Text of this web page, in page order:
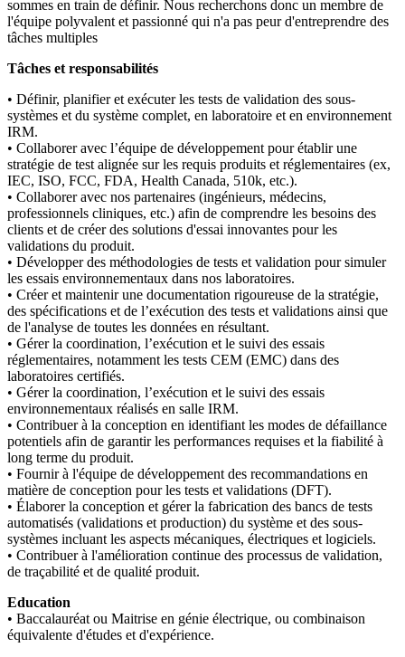
sommes en train de définir. Nous recherchons donc un membre de
l'équipe polyvalent et passionné qui n'a pas peur d'entreprendre des
tâches multiples
Tâches et responsabilités
• Définir, planifier et exécuter les tests de validation des sous-
systèmes et du système complet, en laboratoire et en environnement
IRM.
• Collaborer avec l’équipe de développement pour établir une
stratégie de test alignée sur les requis produits et réglementaires (ex,
IEC, ISO, FCC, FDA, Health Canada, 510k, etc.).
• Collaborer avec nos partenaires (ingénieurs, médecins,
professionnels cliniques, etc.) afin de comprendre les besoins des
clients et de créer des solutions d'essai innovantes pour les
validations du produit.
• Développer des méthodologies de tests et validation pour simuler
les essais environnementaux dans nos laboratoires.
• Créer et maintenir une documentation rigoureuse de la stratégie,
des spécifications et de l’exécution des tests et validations ainsi que
de l'analyse de toutes les données en résultant.
• Gérer la coordination, l’exécution et le suivi des essais
réglementaires, notamment les tests CEM (EMC) dans des
laboratoires certifiés.
• Gérer la coordination, l’exécution et le suivi des essais
environnementaux réalisés en salle IRM.
• Contribuer à la conception en identifiant les modes de défaillance
potentiels afin de garantir les performances requises et la fiabilité à
long terme du produit.
• Fournir à l'équipe de développement des recommandations en
matière de conception pour les tests et validations (DFT).
• Élaborer la conception et gérer la fabrication des bancs de tests
automatisés (validations et production) du système et des sous-
systèmes incluant les aspects mécaniques, électriques et logiciels.
• Contribuer à l'amélioration continue des processus de validation,
de traçabilité et de qualité produit.
Education
• Baccalauréat ou Maitrise en génie électrique, ou combinaison
équivalente d'études et d'expérience.